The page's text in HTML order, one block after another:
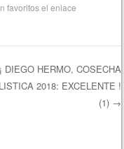
favoritos elenlace
¡ DIEGO HERMO, COSECHA
2018: EXCELENTE !
(1) →